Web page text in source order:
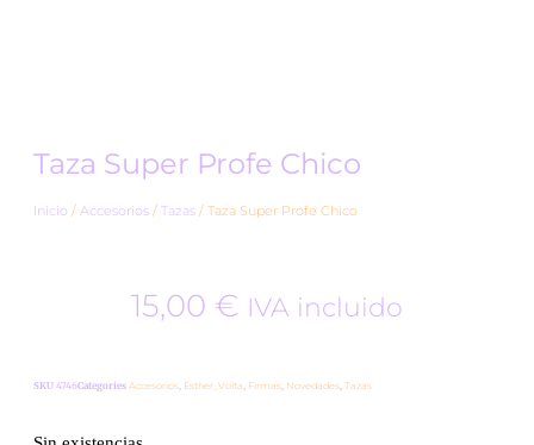
Taza Super Profe Chico
Inicio / Accesorios / Tazas / Taza Super Profe Chico
15,00 € IVA incluido
SKU 4746Categories Accesorios, Esther_Volta, Firmas, Novedades, Tazas